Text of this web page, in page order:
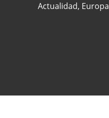
Actualidad, Europa